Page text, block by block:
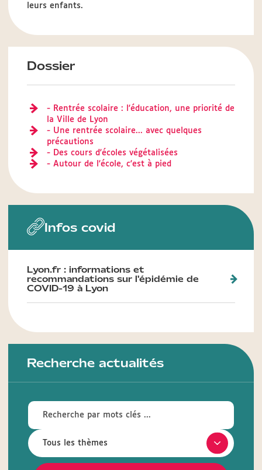
leurs enfants.
Dossier
- Rentrée scolaire : l'éducation, une priorité de
la Ville de Lyon
- Une rentrée scolaire... avec quelques
précautions
- Des cours d'écoles végétalisées
- Autour de l'école, c'est à pied
Infos covid
Lyon.fr : informations et
recommandations sur l'épidémie de
COVID-19 à Lyon
Recherche actualités